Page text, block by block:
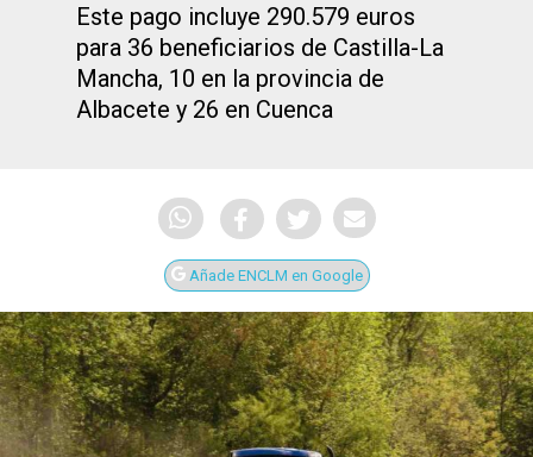
Este pago incluye 290.579 euros
para 36 beneficiarios de Castilla-La
Mancha, 10 en la provincia de
Albacete y 26 en Cuenca
Añade ENCLM en Google